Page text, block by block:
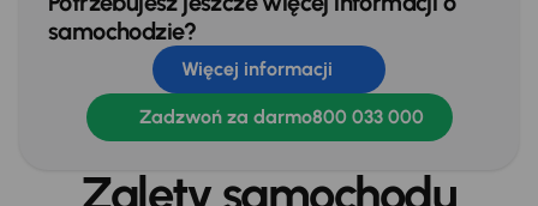
Stop Start systém
WSP. KIEROWNICY
Zamek centralny
samochodzie?
Więcej informacji
Zadzwoń za darmo800 033 000
Zalety samochodu